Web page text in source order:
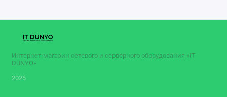
Интернет-магазин сетевого и серверного оборудования «IT
DUNYO»
2026